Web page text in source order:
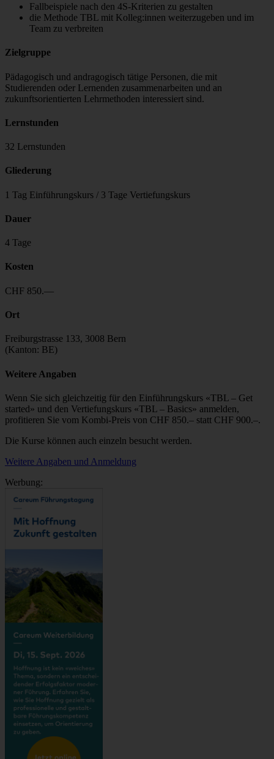
Fallbeispiele nach den 4S-Kriterien zu gestalten
die Methode TBL mit Kolleg:innen weiterzugeben und im
Team zu verbreiten
Zielgruppe
Pädagogisch und andragogisch tätige Personen, die mit
Studierenden oder Lernenden zusammenarbeiten und an
zukunftsorientierten Lehrmethoden interessiert sind.
Lernstunden
32 Lernstunden
Gliederung
1 Tag Einführungskurs / 3 Tage Vertiefungskurs
Dauer
4 Tage
Kosten
CHF 850.—
Ort
Freiburgstrasse 133, 3008 Bern
(Kanton: BE)
Weitere Angaben
Wenn Sie sich gleichzeitig für den Einführungskurs «TBL – Get
started» und den Vertiefungskurs «TBL – Basics» anmelden,
profitieren Sie vom Kombi-Preis von CHF 850.– statt CHF 900.–.
Die Kurse können auch einzeln besucht werden.
Weitere Angaben und Anmeldung
Werbung: